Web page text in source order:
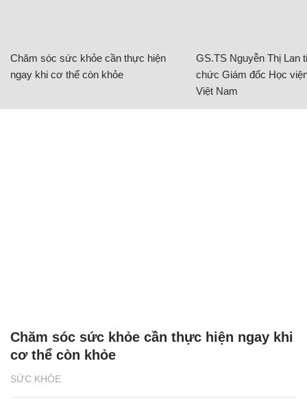
Chăm sóc sức khỏe cần thực hiện
ngay khi cơ thể còn khỏe
GS.TS Nguyễn Thị Lan
chức Giám đốc Học
Việt Nam
SỨC KHỎE
Chăm sóc sức khỏe cần thực hiện ngay khi
cơ thể còn khỏe